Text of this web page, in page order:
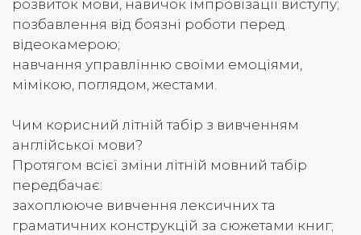
розвиток мови, навичок імпровізації виступу;
позбавлення від боязні роботи перед
відеокамерою;
навчання управлінню своїми емоціями,
мімікою, поглядом, жестами.
Чим корисний літній табір з вивченням
англійської мови?
Протягом всієї зміни літній мовний табір
передбачає:
захоплююче вивчення лексичних та
граматичних конструкцій за сюжетами книг;